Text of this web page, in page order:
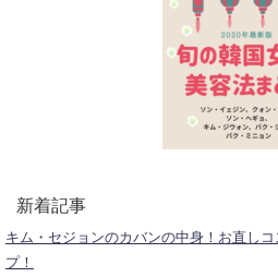
新着記事
キム・セジョンのカバンの中身！お直し
プ！